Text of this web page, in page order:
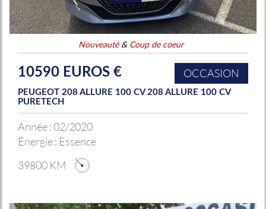
Nouveauté& Coup de coeur
10590 EUROS € OCCASION
PEUGEOT 208 ALLURE 100 CV 208 ALLURE 100 CV
PURETECH
Année :02/2020
Énergie : Essence
39800 KM